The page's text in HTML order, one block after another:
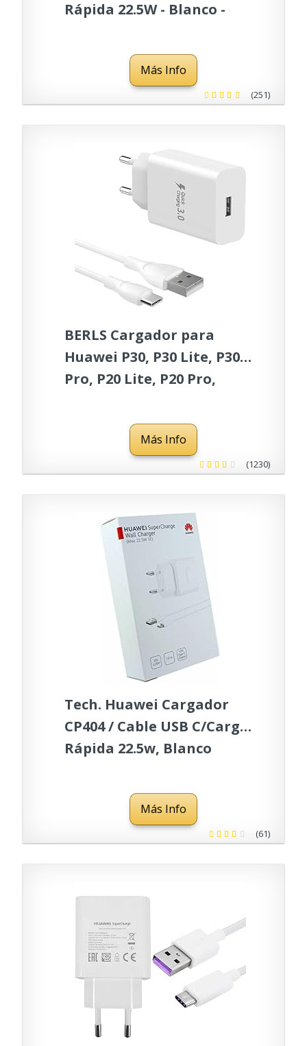
Rápida 22.5W - Blanco -
Más Info
(251)
BERLS Cargador para
Huawei P30, P30 Lite, P30
Pro, P20 Lite, P20 Pro,
Mate 20 Lite, Mate 10 Lite,
Honor 20, Honor 10, Nova
5T, Tipo C Carga Rápida
Más Info
(1230)
Tech. Huawei Cargador
CP404 / Cable USB C/Carga
Rápida 22.5w, Blanco
Más Info
(61)